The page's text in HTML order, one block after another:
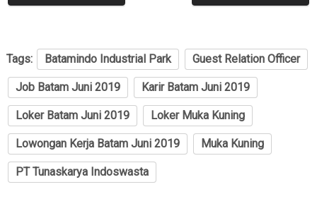
Tags: Batamindo Industrial Park Guest Relation Officer
Job Batam Juni 2019 Karir Batam Juni 2019
Loker Batam Juni 2019 Loker Muka Kuning
Lowongan Kerja Batam Juni 2019 Muka Kuning
PT Tunaskarya Indoswasta